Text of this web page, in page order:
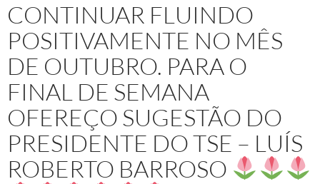
CONTINUAR FLUINDO
POSITIVAMENTE NO MÊS
DE OUTUBRO. PARA O
FINAL DE SEMANA
OFEREÇO SUGESTÃO DO
PRESIDENTE DO TSE – LUÍS
ROBERTO BARROSO